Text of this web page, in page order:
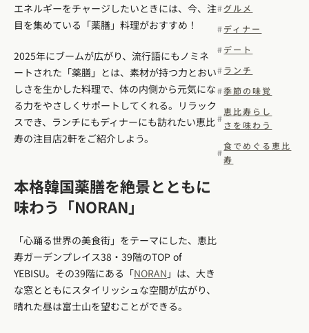
エネルギーをチャージしたいときには、今、注
目を集めている「薬膳」料理がおすすめ！
2025年にブームが広がり、流行語にもノミネ
ートされた「薬膳」とは、素材が持つ力とおい
しさを生かした料理で、体の内側から元気にな
る力をやさしくサポートしてくれる。リラック
スでき、ランチにもディナーにも訪れたい恵比
寿の注目店2軒をご紹介しよう。
本格韓国薬膳を絶景とともに
味わう「NORAN」
「心踊る世界の美食街」をテーマにした、恵比
寿ガーデンプレイス38・39階のTOP of
YEBISU。その39階にある「NORAN 」は、大き
な窓とともにスタイリッシュな空間が広がり、
晴れた昼は富士山を望むことができる。
グルメ
ディナー
デート
ランチ
季節の味覚
恵比寿らし
さを味わう
食でめぐる恵比
寿